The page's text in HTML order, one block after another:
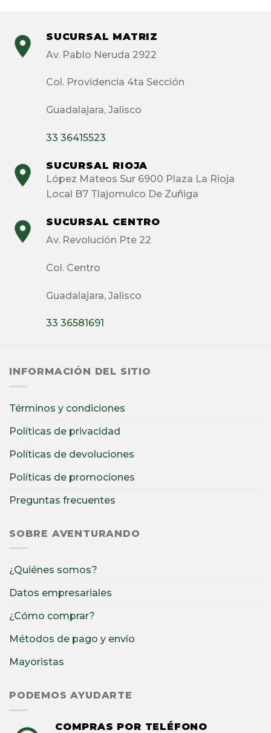
SUCURSAL MATRIZ
Av. Pablo Neruda 2922
Col. Providencia 4ta Sección
Guadalajara, Jalisco
33 36415523
SUCURSAL RIOJA
López Mateos Sur 6900 Plaza La Rioja
Local B7 Tlajomulco De Zuñiga
SUCURSAL CENTRO
Av. Revolución Pte 22
Col. Centro
Guadalajara, Jalisco
33 36581691
INFORMACIÓN DEL SITIO
Términos y condiciones
Políticas de privacidad
Políticas de devoluciones
Políticas de promociones
Preguntas frecuentes
SOBRE AVENTURANDO
¿Quiénes somos?
Datos empresariales
¿Cómo comprar?
Métodos de pago y envío
Mayoristas
PODEMOS AYUDARTE
COMPRAS POR TELÉFONO